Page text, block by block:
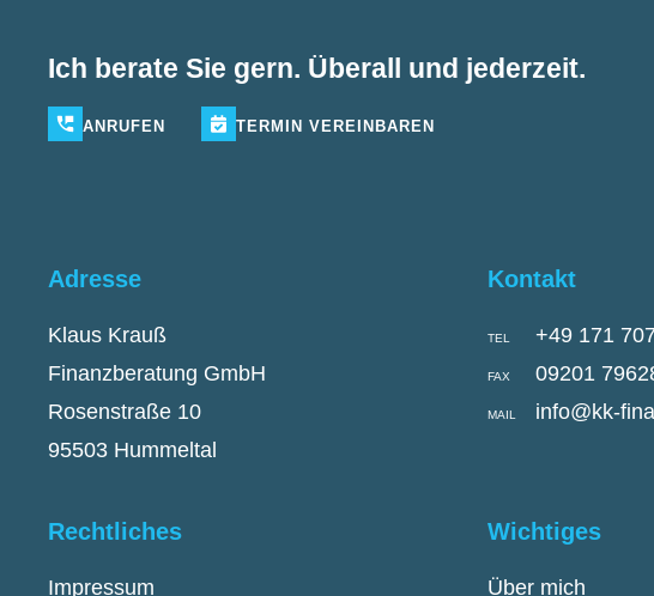
Ich berate Sie gern. Überall und jederzeit.
ANRUFEN TERMIN VEREINBAREN
Adresse
Klaus Krauß
Finanzberatung GmbH
Rosenstraße 10
95503 Hummeltal
Kontakt
TEL +49 171
FAX 09201
MAIL info@kk-
Rechtliches
Impressum
Wichtiges
Über mich